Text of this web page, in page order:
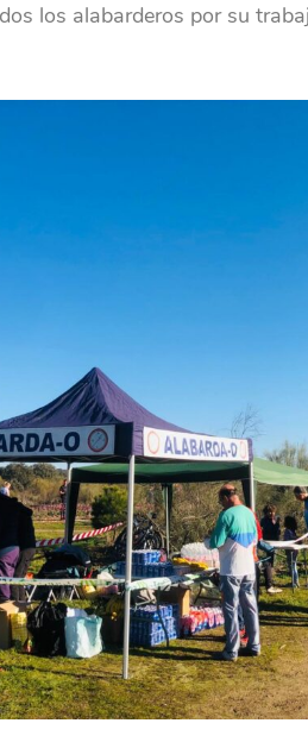
los alabarderos por su